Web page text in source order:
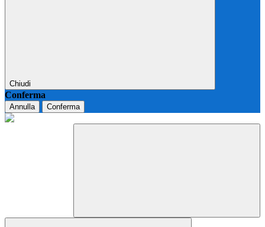
Chiudi
Conferma
Annulla Conferma